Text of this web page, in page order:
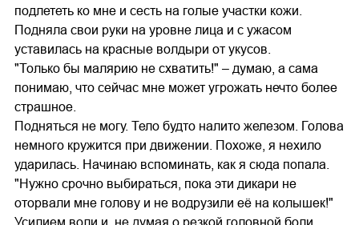
подлететь ко мне и сесть на голые участки кожи.
Подняла свои руки на уровне лица и с ужасом
уставилась на красные волдыри от укусов.
"Только бы малярию не схватить!" – думаю, а сама
понимаю, что сейчас мне может угрожать нечто более
страшное.
Подняться не могу. Тело будто налито железом. Голова
немного кружится при движении. Похоже, я нехило
ударилась. Начинаю вспоминать, как я сюда попала.
"Нужно срочно выбираться, пока эти дикари не
оторвали мне голову и не водрузили её на колышек!"